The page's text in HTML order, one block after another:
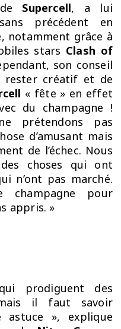
Supercell, a lui
précédent en
notamment grâce à
stars Clash of
son conseil
rester créatif et de
« fête » en effet
du champagne !
prétendons pas
d’amusant mais
de l’échec. Nous
choses qui ont
n’ont pas marché.
pour
appris. »
prodiguent des
il faut savoir
astuce », explique